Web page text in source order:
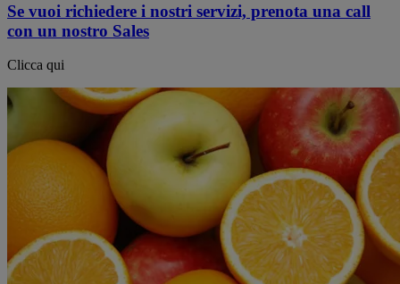
Se vuoi richiedere i nostri servizi, prenota una call
con un nostro Sales
Clicca qui